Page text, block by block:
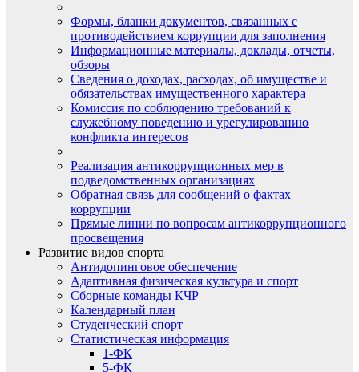
Формы, бланки документов, связанных с
противодействием коррупции для заполнения
Информационные материалы, доклады, отчеты,
обзоры
Сведения о доходах, расходах, об имуществе и
обязательствах имущественного характера
Комиссия по соблюдению требований к
служебному поведению и урегулированию
конфликта интересов
Реализация антикоррупционных мер в
подведомственных организациях
Обратная связь для сообщений о фактах
коррупции
Прямые линии по вопросам антикоррупционного
просвещения
Развитие видов спорта
Антидопинговое обеспечение
Адаптивная физическая культура и спорт
Сборные команды КЧР
Календарный план
Студенческий спорт
Статистическая информация
1-ФК
5-ФК